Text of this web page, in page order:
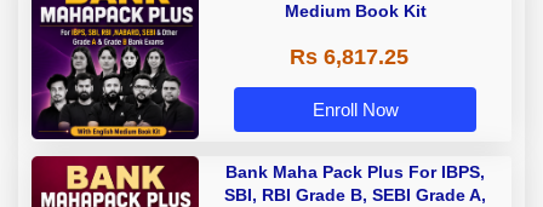
Medium Book Kit
Rs 6,817.25
Enroll Now
Bank Maha Pack Plus For IBPS,
SBI, RBI Grade B, SEBI Grade A,